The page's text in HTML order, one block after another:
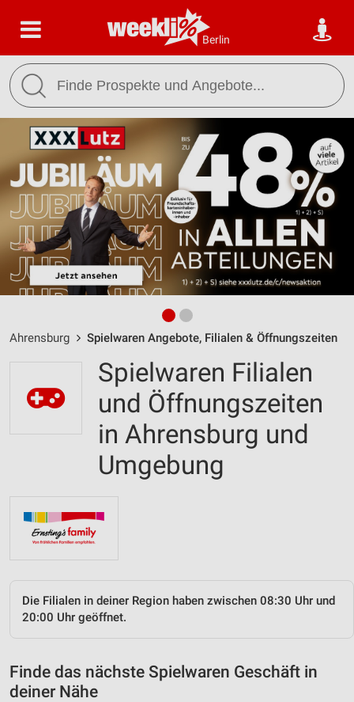
Berlin
Ahrensburg Spielwaren Angebote, Filialen & Öffnungszeiten
Spielwaren Filialen
und Öffnungszeiten
in Ahrensburg und
Umgebung
Die Filialen in deiner Region haben zwischen 08:30 Uhr und
20:00 Uhr geöffnet.
Finde das nächste Spielwaren Geschäft in
deiner Nähe